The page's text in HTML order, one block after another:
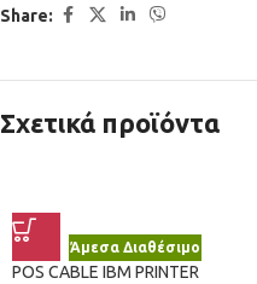
Share:
Σχετικά προϊόντα
Άμεσα Διαθέσιμο
POS CABLE IBM PRINTER